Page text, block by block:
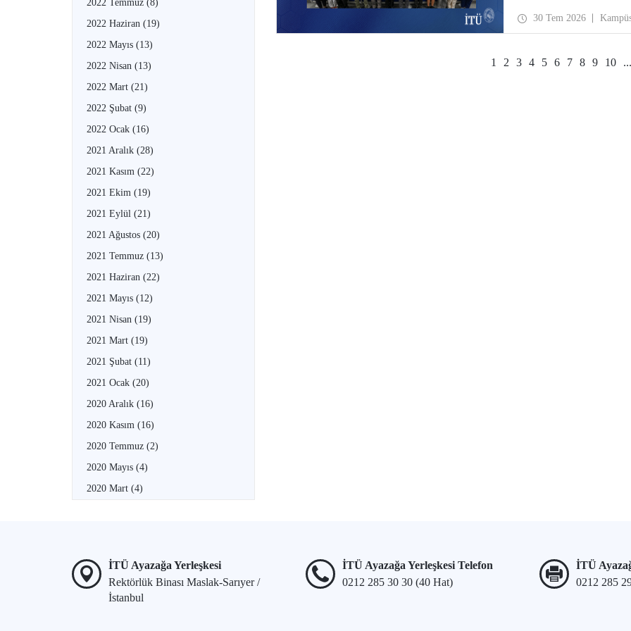
2022 Temmuz (8)
2022 Haziran (19)
2022 Mayıs (13)
2022 Nisan (13)
2022 Mart (21)
2022 Şubat (9)
2022 Ocak (16)
2021 Aralık (28)
2021 Kasım (22)
2021 Ekim (19)
2021 Eylül (21)
2021 Ağustos (20)
2021 Temmuz (13)
2021 Haziran (22)
2021 Mayıs (12)
2021 Nisan (19)
2021 Mart (19)
2021 Şubat (11)
2021 Ocak (20)
2020 Aralık (16)
2020 Kasım (16)
2020 Temmuz (2)
2020 Mayıs (4)
2020 Mart (4)
30 Tem 2026
1 2 3 4 5 6 7 8 9 10 ...
İTÜ Ayazağa Yerleşkesi
Rektörlük Binası Maslak-Sarıyer /
İstanbul
İTÜ Ayazağa Yerleşkesi Telefon
0212 285 30 30 (40 Hat)
İTÜ
0212 285